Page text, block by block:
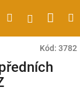
HledatPřihlášení
Kód: 3782